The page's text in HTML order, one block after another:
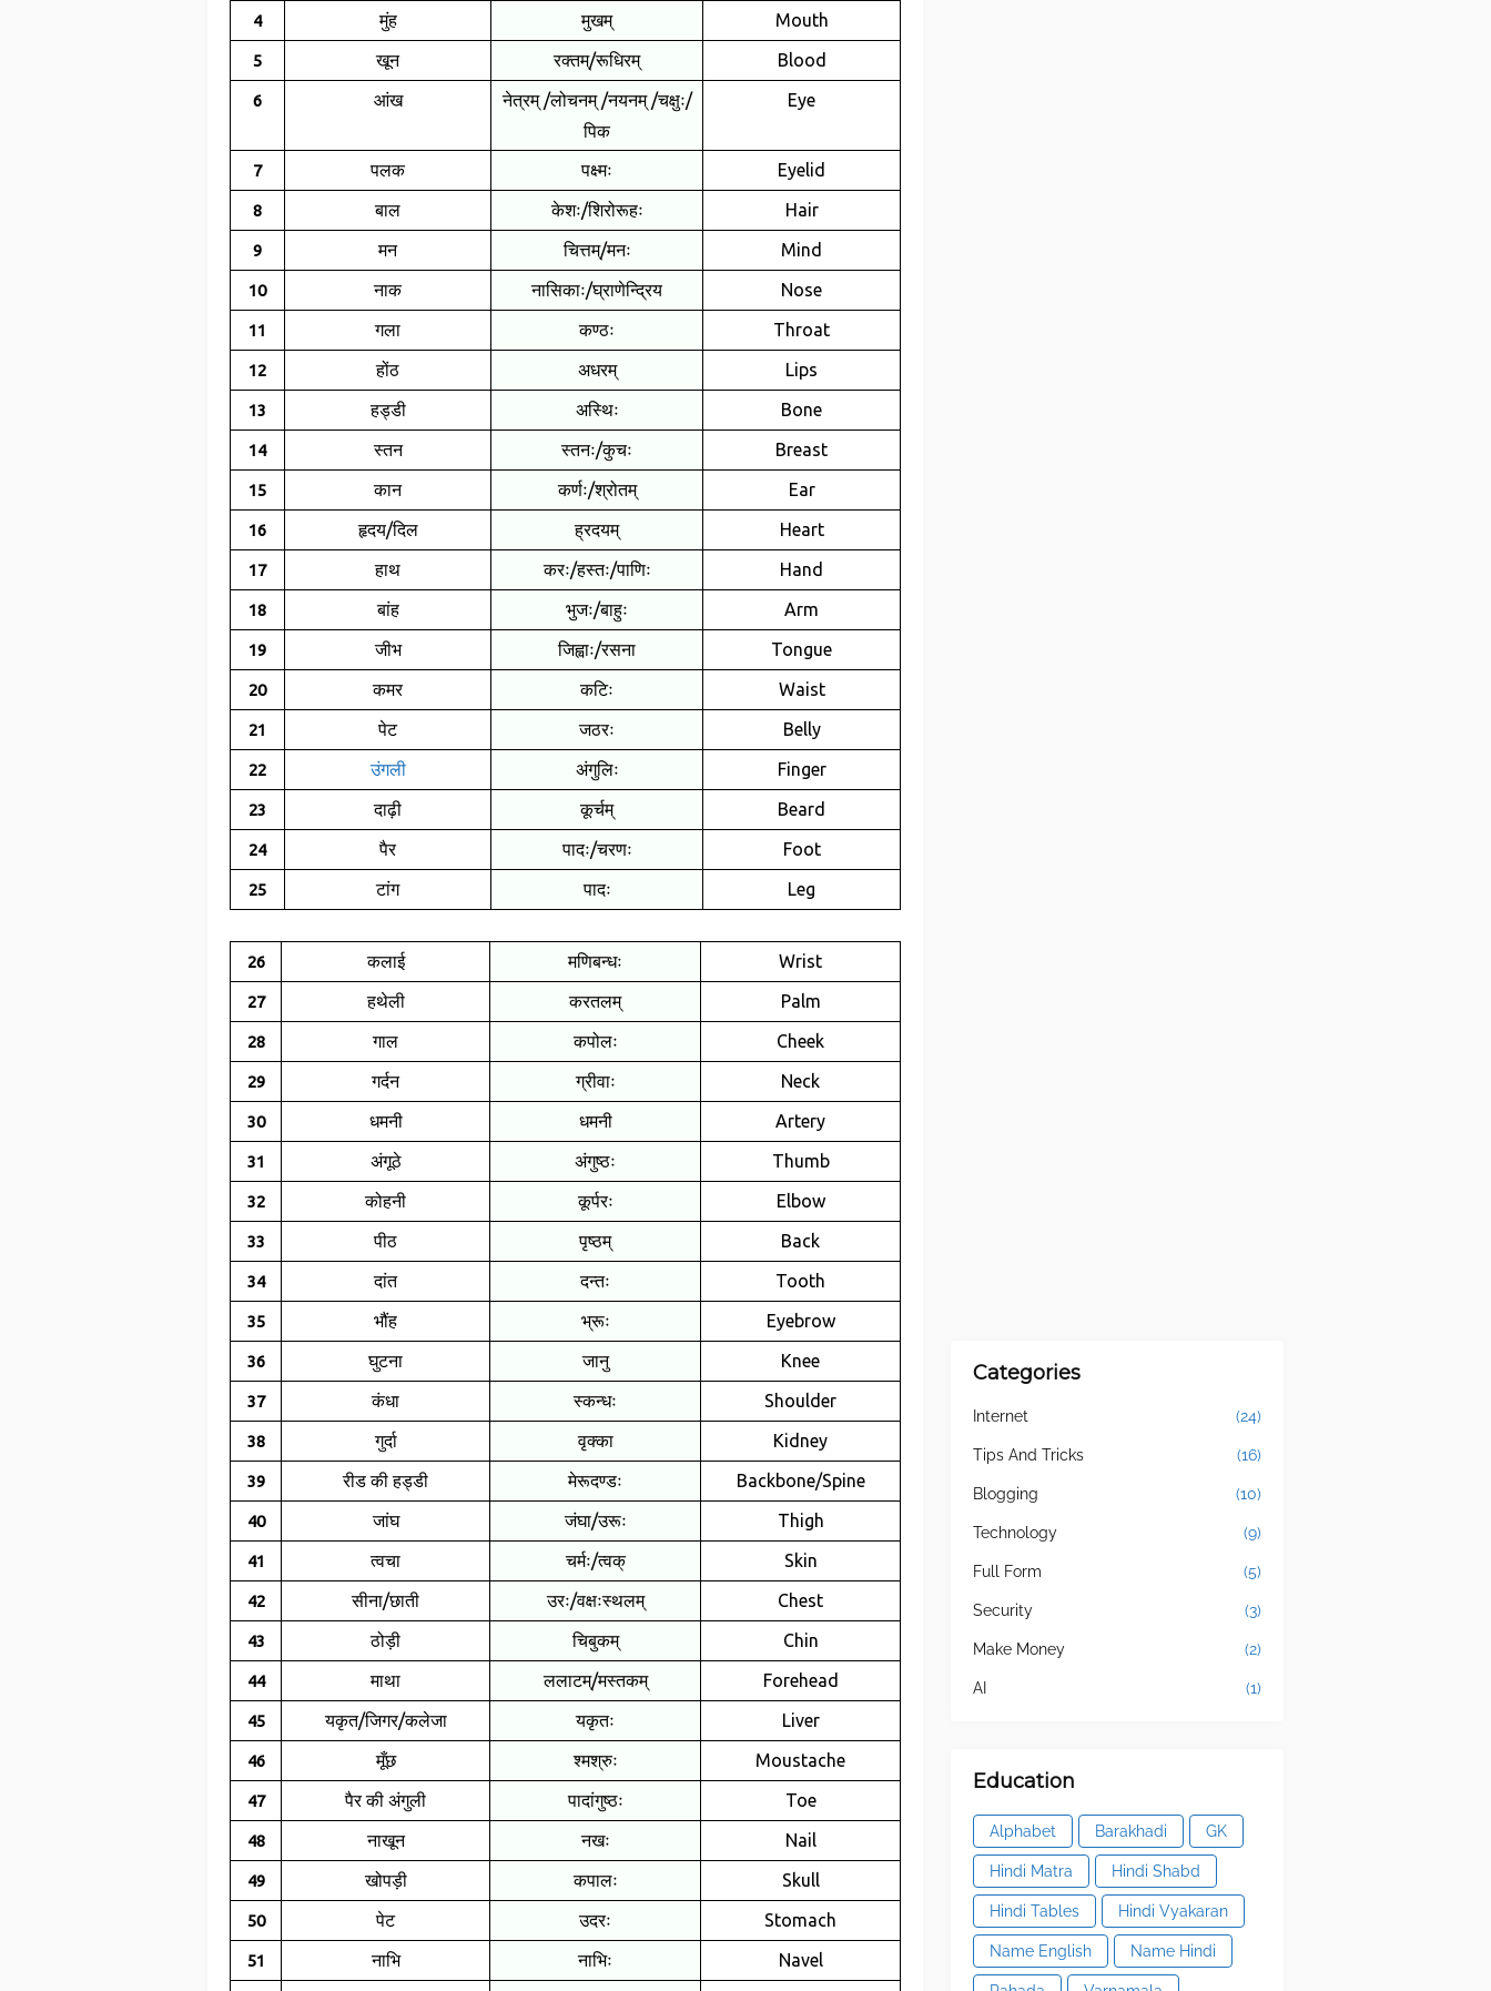
4 मुंह मुखम् Mouth
5 खून रक्तम्/रूधिरम् Blood
6 आंख
नेत्रम् /लोचनम् /नयनम् /चक्षुः/
पिक
Eye
7 पलक पक्ष्मः Eyelid
8 बाल केशः/शिरोरूहः Hair
9 मन चित्तम्/मनः Mind
10 नाक नासिकाः/घ्राणेन्द्रिय Nose
11 गला कण्ठः Throat
12 होंठ अधरम् Lips
13 हड्डी अस्थिः Bone
14 स्तन स्तनः/कुचः Breast
15 कान कर्णः/श्रोतम् Ear
16 हृदय/दिल ह्रदयम् Heart
17 हाथ करः/हस्तः/पाणिः Hand
18 बांह भुजः/बाहुः Arm
19 जीभ जिह्वाः/रसना Tongue
20 कमर कटिः Waist
21 पेट जठरः Belly
22 उंगली अंगुलिः Finger
23 दाढ़ी कूर्चम् Beard
24 पैर पादः/चरणः Foot
25 टांग पादः Leg
26 कलाई मणिबन्धः Wrist
27 हथेली करतलम् Palm
28 गाल कपोलः Cheek
29 गर्दन ग्रीवाः Neck
30 धमनी धमनी Artery
31 अंगूठे अंगुष्ठः Thumb
32 कोहनी कूर्परः Elbow
33 पीठ पृष्ठम् Back
34 दांत दन्तः Tooth
35 भौंह भ्रूः Eyebrow
36 घुटना जानु Knee
37 कंधा स्कन्धः Shoulder
38 गुर्दा वृक्का Kidney
39 रीड की हड्डी मेरूदण्डः Backbone/Spine
40 जांघ जंघा/उरूः Thigh
41 त्वचा चर्मः/त्वक् Skin
42 सीना/छाती उरः/वक्षःस्थलम् Chest
43 ठोड़ी चिबुकम् Chin
44 माथा ललाटम्/मस्तकम् Forehead
45 यकृत/जिगर/कलेजा यकृतः Liver
46 मूँछ श्मश्रुः Moustache
47 पैर की अंगुली पादांगुष्ठः Toe
48 नाखून नखः Nail
49 खोपड़ी कपालः Skull
50 पेट उदरः Stomach
51 नाभि नाभिः
Navel
Categories
Internet (24)
Tips And Tricks (16)
Blogging (10)
Technology (9)
Full Form (5)
Security (3)
Make Money (2)
AI (1)
Education
Alphabet Barakhadi GK
Hindi Matra Hindi Shabd
Hindi Tables Hindi Vyakaran
Name English Name Hindi